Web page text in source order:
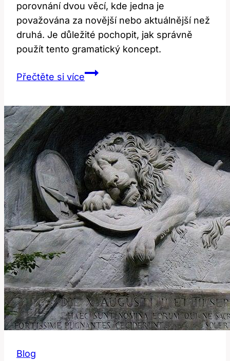
porovnání dvou věcí, kde jedna je
považována za novější nebo aktuálnější než
druhá. Je důležité pochopit, jak správně
použít tento gramatický koncept.
Přečtěte si víceNewer:
Komparativ
Znamená?
Blog